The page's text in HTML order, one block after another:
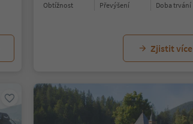
Obtížnost Převýšení doba trvání
Zjistit více